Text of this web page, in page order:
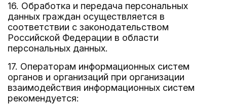
16. Обработка и передача персональных
данных граждан осуществляется в
соответствии с законодательством
Российской Федерации в области
персональных данных.
17. Операторам информационных систем
органов и организаций при организации
взаимодействия информационных систем
рекомендуется: